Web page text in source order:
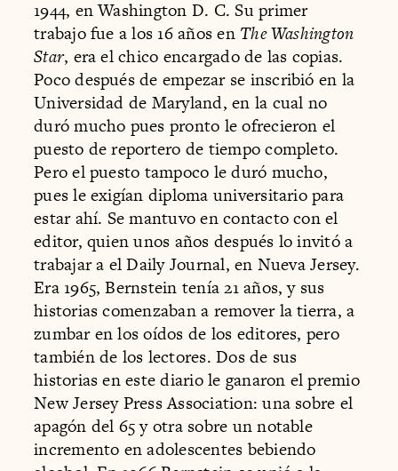
1944, en Washington D. C. Su primer
trabajo fue a los 16 años en The Washington
Star, era el chico encargado de las copias.
Poco después de empezar se inscribió en la
Universidad de Maryland, en la cual no
duró mucho pues pronto le ofrecieron el
puesto de reportero de tiempo completo.
Pero el puesto tampoco le duró mucho,
pues le exigían diploma universitario para
estar ahí. Se mantuvo en contacto con el
editor, quien unos años después lo invitó a
trabajar a el Daily Journal, en Nueva Jersey.
Era 1965, Bernstein tenía 21 años, y sus
historias comenzaban a remover la tierra, a
zumbar en los oídos de los editores, pero
también de los lectores. Dos de sus
historias en este diario le ganaron el premio
New Jersey Press Association: una sobre el
apagón del 65 y otra sobre un notable
incremento en adolescentes bebiendo